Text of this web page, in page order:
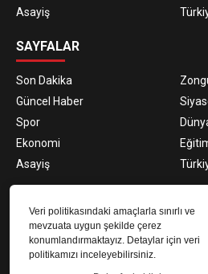
Veri politikasındaki amaçlarla sınırlı ve
mevzuata uygun şekilde çerez
konumlandırmaktayız. Detaylar için veri
politikamızı inceleyebilirsiniz.
Asayiş
SAYFALAR
Son Dakika
Güncel Haber
Spor
Ekonomi
Asayiş